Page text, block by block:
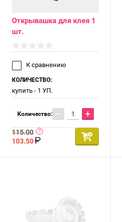
Открывашка для клея 1
шт.
К сравнению
КОЛИЧЕСТВО:
купить - 1 УП.
Количество: − +
115.00
103.50